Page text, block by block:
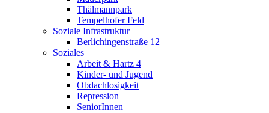
Thälmannpark
Tempelhofer Feld
Soziale Infrastruktur
Berlichingenstraße 12
Soziales
Arbeit & Hartz 4
Kinder- und Jugend
Obdachlosigkeit
Repression
SeniorInnen